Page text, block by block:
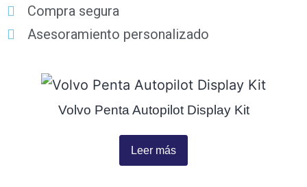
Compra segura
Asesoramiento personalizado
Volvo Penta Autopilot Display Kit
Leer más